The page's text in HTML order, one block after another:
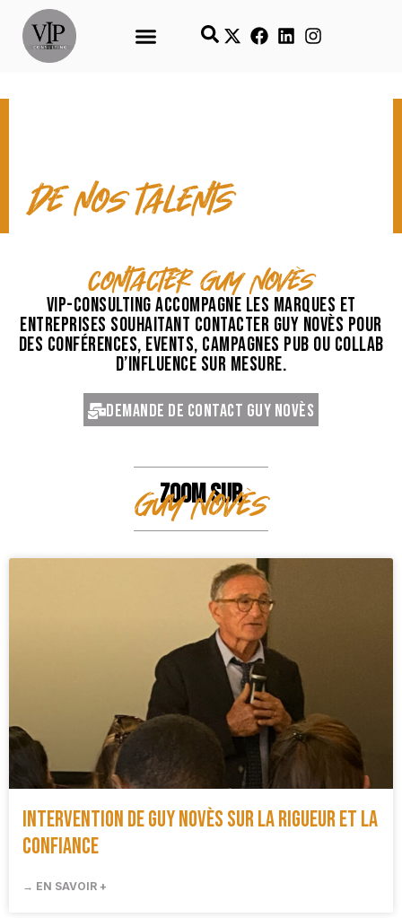
CONTACT & TEMPS FORTS
de nos talents
contacter Guy Novès
VIP-Consulting accompagne les marques et
entreprises souhaitant contacter Guy Novès pour
des conférences, events, campagnes pub ou collab
d’influence sur mesure.
Demande de contact Guy Novès
ZOOM SUR
Guy Novès
Intervention de Guy Novès sur la rigueur et la
confiance
→ EN SAVOIR +